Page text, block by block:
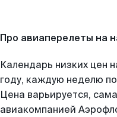
Про авиаперелеты на
Календарь низких цен
году, каждую неделю
Цена варьируется,
авиакомпанией